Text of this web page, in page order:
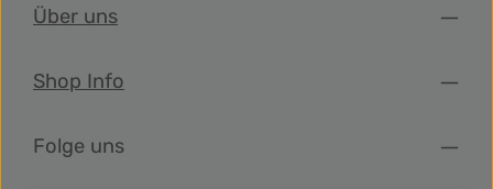
Über uns
Shop Info
Folge uns